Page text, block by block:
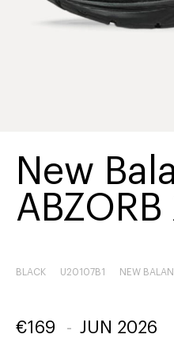
New
BLACK U20107B1 NEW
€169 - JUN 2026